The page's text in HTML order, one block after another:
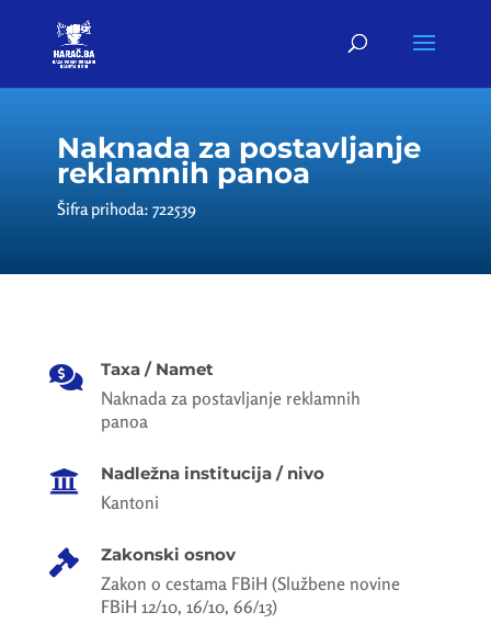
Naknada za postavljanje
reklamnih panoa
Šifra prihoda: 722539
 Taxa / Namet
Naknada za postavljanje reklamnih
panoa
 Nadležna institucija / nivo
Kantoni
 Zakonski osnov
Zakon o cestama FBiH (Službene novine
FBiH 12/10, 16/10, 66/13)